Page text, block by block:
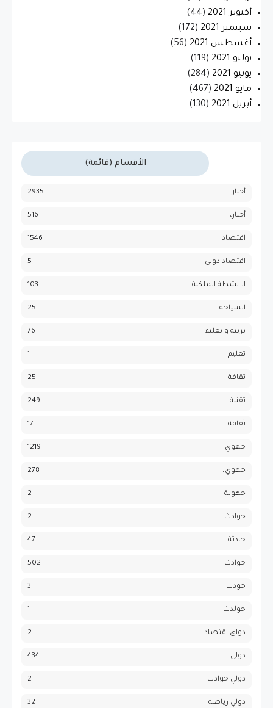
أكتوبر 2021
(44)
سبتمبر 2021
(172)
أغسطس 2021
(56)
يوليو 2021
(119)
يونيو 2021
(284)
مايو 2021
(467)
أبريل 2021
(130)
الأقسام (قائمة)
أخبار 2935
أخبار، 516
اقتصاد 1546
اقتصاد دولي 5
الانشطة الملكية 103
السياحة 25
تربية و تعليم 76
تعليم 1
تقافة 25
تقنية 249
ثقافة 17
جهوي 1219
جهوي، 278
جهوية 2
جوادث 2
حادثة 47
حوادث 502
حودث 3
حولدث 1
دواي اقتصاد 2
دولي 434
دولي حوادث 2
دولي رياضة 32